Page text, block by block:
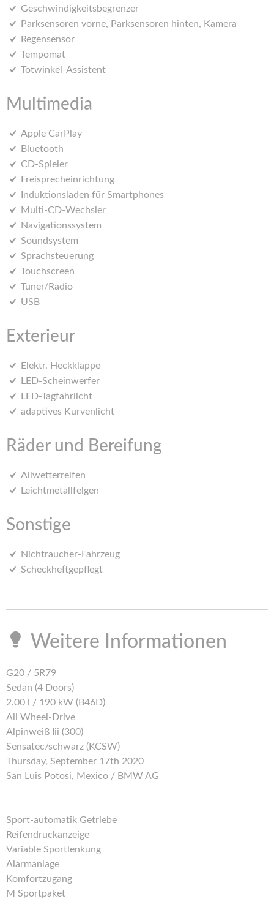
Geschwindigkeitsbegrenzer
Parksensoren vorne, Parksensoren hinten, Kamera
Regensensor
Tempomat
Totwinkel-Assistent
Multimedia
Apple CarPlay
Bluetooth
CD-Spieler
Freisprecheinrichtung
Induktionsladen für Smartphones
Multi-CD-Wechsler
Navigationssystem
Soundsystem
Sprachsteuerung
Touchscreen
Tuner/Radio
USB
Exterieur
Elektr. Heckklappe
LED-Scheinwerfer
LED-Tagfahrlicht
adaptives Kurvenlicht
Räder und Bereifung
Allwetterreifen
Leichtmetallfelgen
Sonstige
Nichtraucher-Fahrzeug
Scheckheftgepflegt
Weitere Informationen
G20 / 5R79
Sedan (4 Doors)
2.00 l / 190 kW (B46D)
All Wheel-Drive
Alpinweiß Iii (300)
Sensatec/schwarz (KCSW)
Thursday, September 17th 2020
San Luis Potosi, Mexico / BMW AG
Sport-automatik Getriebe
Reifendruckanzeige
Variable Sportlenkung
Alarmanlage
Komfortzugang
M Sportpaket